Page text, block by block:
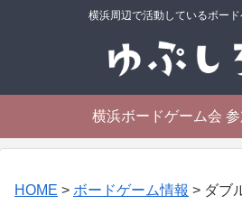
横浜周辺で活動しているボー
横浜ボードゲーム会
HOME > ボードゲーム情報 > ダブ